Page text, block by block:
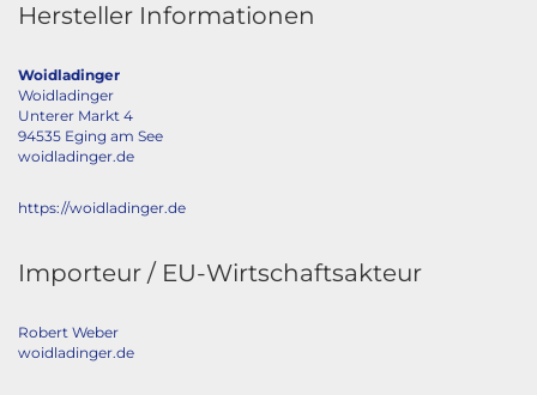
Hersteller Informationen
Woidladinger
Woidladinger
Unterer Markt 4
94535 Eging am See
woidladinger.de
https://woidladinger.de
Importeur / EU-Wirtschaftsakteur
Robert Weber
woidladinger.de